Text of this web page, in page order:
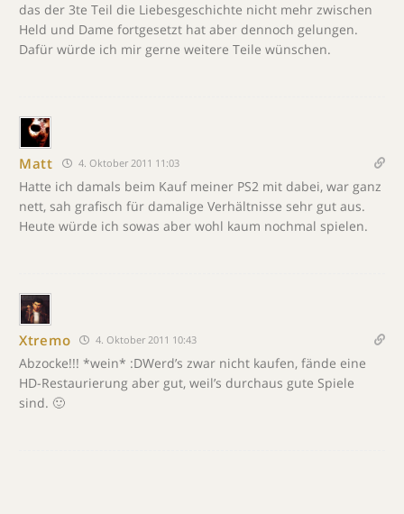
das der 3te Teil die Liebesgeschichte nicht mehr zwischen
Held und Dame fortgesetzt hat aber dennoch gelungen.
Dafür würde ich mir gerne weitere Teile wünschen.
Matt 4. Oktober 2011 11:03
Hatte ich damals beim Kauf meiner PS2 mit dabei, war ganz
nett, sah grafisch für damalige Verhältnisse sehr gut aus.
Heute würde ich sowas aber wohl kaum nochmal spielen.
Xtremo 4. Oktober 2011 10:43
Abzocke!!! *wein* :DWerd’s zwar nicht kaufen, fände eine
HD-Restaurierung aber gut, weil’s durchaus gute Spiele
sind. 🙂